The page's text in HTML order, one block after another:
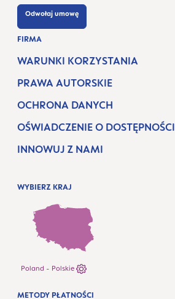
Odwołaj umowę
FIRMA
WARUNKI KORZYSTANIA
PRAWA AUTORSKIE
OCHRONA DANYCH
OŚWIADCZENIE O DOSTĘPNOŚCI
INNOWUJ Z NAMI
WYBIERZ KRAJ
Poland - Polskie
METODY PŁATNOŚCI